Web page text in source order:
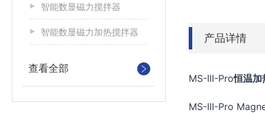
智能数显磁力搅拌器
智能数显磁力加热搅拌器
查看全部
产品详情
MS-III-Pro恒温加
MS-III-Pro